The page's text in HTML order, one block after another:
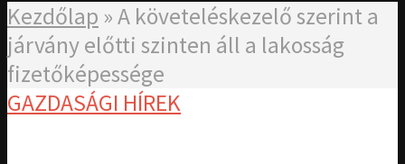
Kezdőlap »A követeléskezelő szerint a
járvány előtti szinten áll a lakosság
fizetőképessége
GAZDASÁGI HÍREK